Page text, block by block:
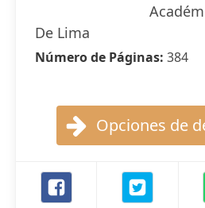
De Lima
Número de Páginas: 384
Opciones de